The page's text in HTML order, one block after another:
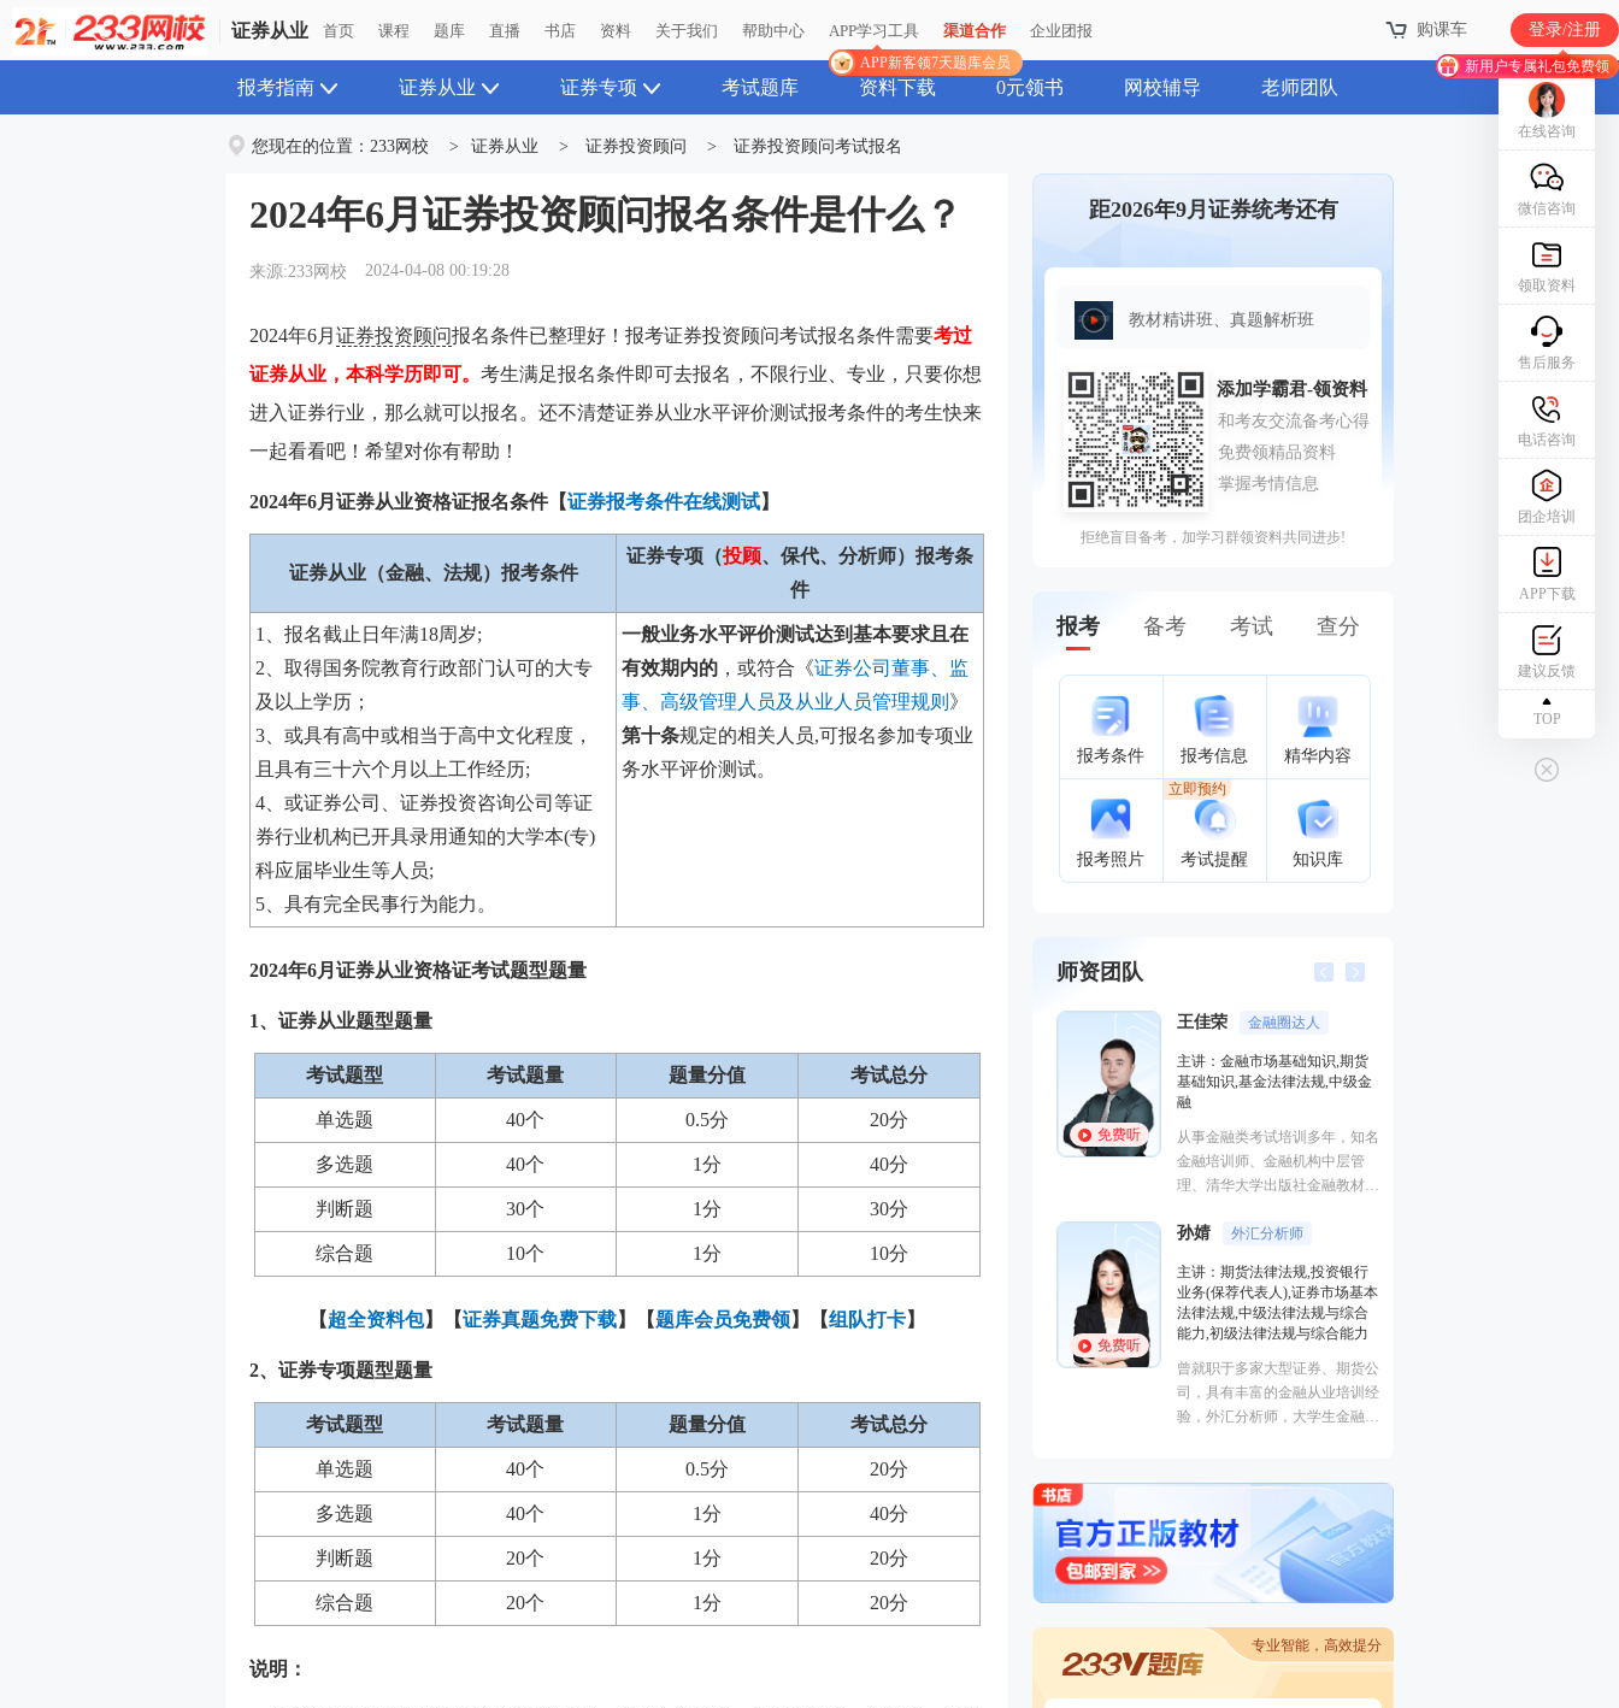
证券从业 首页 课程 题库 直播 书店 资料 关于我们 帮助中心 APP学习工具
APP新客领7天题库会员
渠道合作 企业团报 购课车 登录/注册
新用户专属礼包免费领
报考指南 证券从业 证券专项 考试题库 资料下载 0元领书 网校辅导 老师团队
您现在的位置： 233网校 > 证券从业 > 证券投资顾问 > 证券投资顾问考试报名
2024年6月证券投资顾问报名条件是什么？
来源:233网校 2024-04-08 00:19:28
2024年6月 证券投资顾问报名条件已整理好！报考证券投资顾问考试报名条件需要考过
证券从业，本科学历即可。 考生满足报名条件即可去报名，不限行业、专业，只要你想
进入证券行业，那么就可以报名。 还不清楚证券从业水平评价测试报考条件的考生快来
一起看看吧！希望对你有帮助！
2024年6月证券从业资格证报名条件【证券报考条件在线测试】
证券从业（金融、法规）报考条件
证券专项（投顾、保代、分析师）报考条
件
1、报名截止日年满18周岁;
2、取得国务院教育行政部门认可的大专
及以上学历；
3、或具有高中或相当于高中文化程度，
且具有三十六个月以上工作经历;
4、或证券公司、证券投资咨询公司等证
券行业机构已开具录用通知的大学本(专)
科应届毕业生等人员;
5、具有完全民事行为能力。
一般业务水平评价测试达到基本要求且在
有效期内的 ，或符合《证券公司董事、监
事、高级管理人员及从业人员管理规则 》
第十条规定的相关人员,可报名参加专项业
务水平评价测试。
2024年6月证券从业资格证考试题型题量
1、证券从业题型题量
考试题型 考试题量 题量分值 考试总分
单选题 40个 0.5分 20分
多选题 40个 1分 40分
判断题 30个 1分 30分
综合题 10个 1分 10分
【超全资料包】【证券真题免费下载】 【题库会员免费领】【组队打卡】
2、证券专项题型题量
考试题型 考试题量 题量分值 考试总分
单选题 40个 0.5分 20分
多选题 40个 1分 40分
判断题 20个 1分 20分
综合题 20个 1分 20分
说明：
距2026年9月证券统考还有
教材精讲班、真题解析班
拒绝盲目备考，加学习群领资料共同进步!
报考 备考 考试 查分
报考条件 报考信息 精华内容
报考照片 考试提醒
立即预约
知识库
师资团队
主讲：金融市场基础知识,期货
基础知识,基金法律法规,中级金
融
从事金融类考试培训多年，知名
金融培训师、金融机构中层管
理、清华大学出版社金融教材副
心特聘讲师。人称金融类培训界
孙婧 外汇分析师
主讲：期货法律法规,投资银行
业务(保荐代表人),证券市场基本
法律法规,中级法律法规与综合
能力,初级法律法规与综合能力
曾就职于多家大型证券、期货公
验，外汇分析师，大学生金融交
免费听
李泽瑞 金融培训高级讲师
主讲：证券投资顾问业务,发布
证券研究报告业务(证券分析师),
经济学硕士、金融培训高级讲
师，李泽瑞老师从事金融类考证
成“段子”，是一个让学员欲罢不
学员称被讲课耽误的“德云社”编
外弟子。
免费听
主讲：金融市场基础知识,期货
基础知识,基金法律法规,中级金
融
从事金融类考试培训多年，知名
金融培训师、金融机构中层管
理、清华大学出版社金融教材副
的“一哥”。
专业智能，高效提分
在线咨询
微信咨询
领取资料
售后服务
电话咨询
团企培训
APP下载
建议反馈
TOP